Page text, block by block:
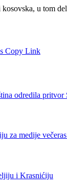
u tom
Copy Link
odredila pritvor
za medije
i Krasnićiju